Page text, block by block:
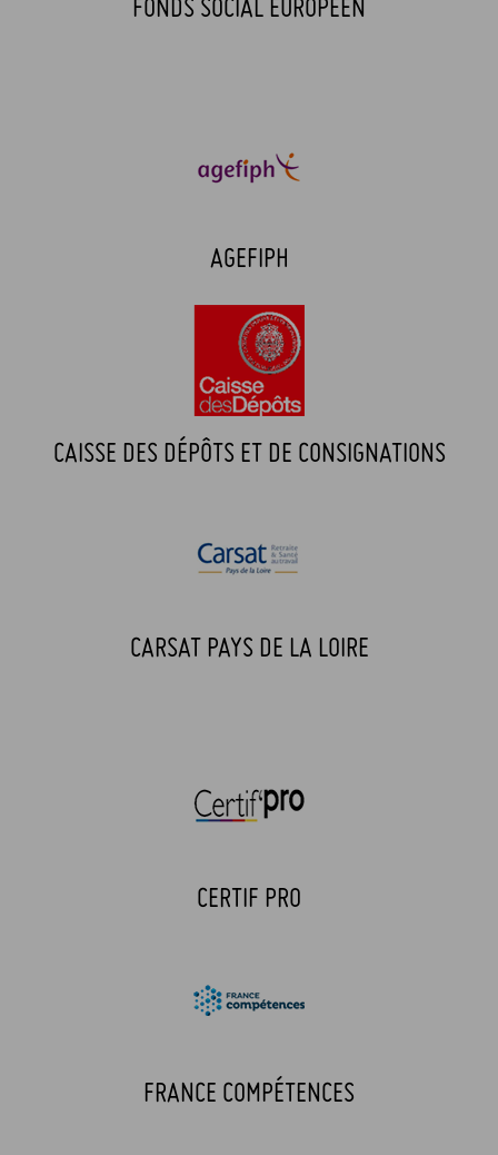
FONDS SOCIAL EUROPÉEN
AGEFIPH
CAISSE DES DÉPÔTS ET DE CONSIGNATIONS
CARSAT PAYS DE LA LOIRE
CERTIF PRO
FRANCE COMPÉTENCES